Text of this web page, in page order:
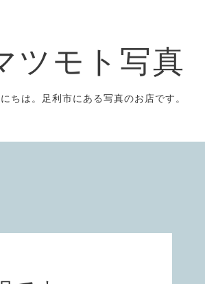
ツモト写真
ちは。足利市にある写真のお店です。